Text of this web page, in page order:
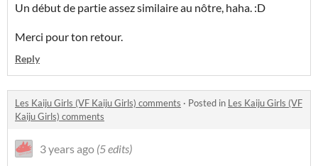
Un début de partie assez similaire au nôtre, haha. :D
Merci pour ton retour.
Reply
Les Kaiju Girls (VF Kaiju Girls) comments · Posted in Les Kaiju Girls (VF
Kaiju Girls) comments
3 years ago (5 edits)